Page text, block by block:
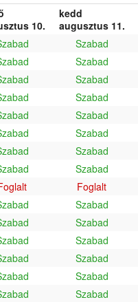
10.
kedd
augusztus 11.
Szabad
Szabad
Szabad
Szabad
Szabad
Szabad
Szabad
Szabad
Foglalt
Szabad
Szabad
Szabad
Szabad
Szabad
Szabad